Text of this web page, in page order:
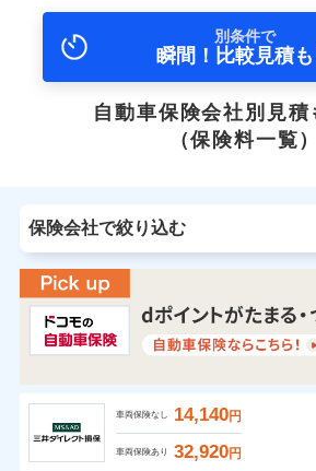
別条件で
瞬間！比較見積も
自動車保険会社別見積
（保険料一覧）
保険会社で絞り込む
車両保険なし 14,140円
車両保険あり 32,920円